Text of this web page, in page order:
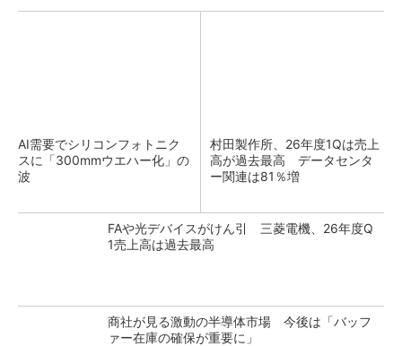
AI需要でシリコンフォトニク
スに「300mmウエハー化」の
波
村田製作所、26年度1Qは売上
高が過去最高 データセンタ
ー関連は81％増
FAや光デバイスがけん引 三菱電機、26年度Q
1売上高は過去最高
商社が見る激動の半導体市場 今後は「バッフ
ァー在庫の確保が重要に」